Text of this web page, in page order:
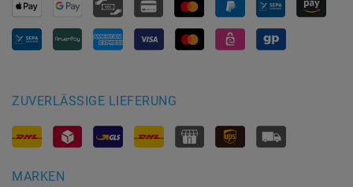
ZUVERLÄSSIGE LIEFERUNG
MARKEN